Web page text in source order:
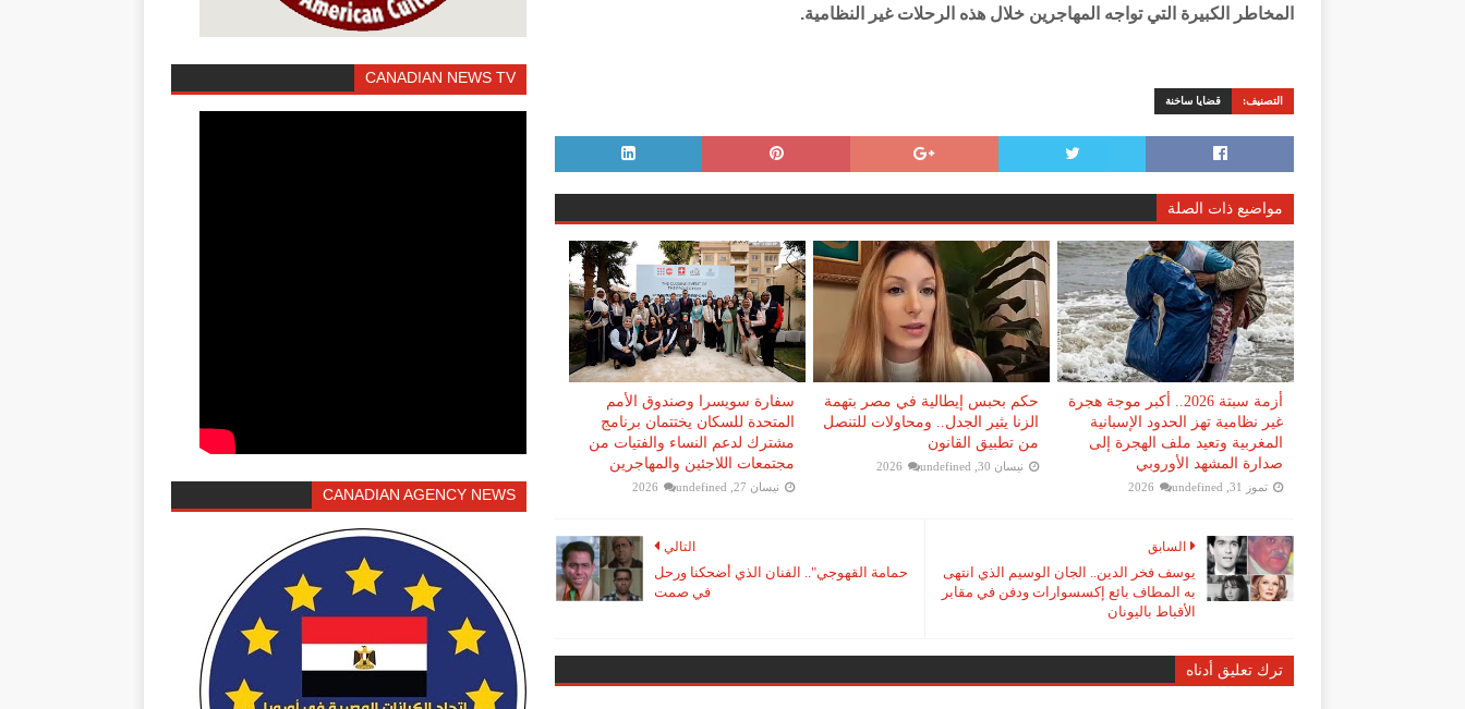
المخاطر الكبيرة التي تواجه المهاجرين خلال هذه الرحلات غير النظامية.
التصنيف: قضايا ساخنة
مواضيع ذات الصلة
أزمة سبتة 2026.. أكبر موجة هجرة
غير نظامية تهز الحدود الإسبانية
المغربية وتعيد ملف الهجرة إلى
صدارة المشهد الأوروبي
تموز 31, 2026 undefined
حكم بحبس إيطالية في مصر بتهمة
الزنا يثير الجدل.. ومحاولات للتنصل
من تطبيق القانون
نيسان 30, 2026 undefined
سفارة سويسرا وصندوق الأمم
المتحدة للسكان يختتمان برنامج
مشترك لدعم النساء والفتيات من
مجتمعات اللاجئين والمهاجرين
نيسان 27, 2026 undefined
التالي
حمامة القهوجي".. الفنان الذي أضحكنا ورحل
في صمت
السابق
يوسف فخر الدين.. الجان الوسيم الذي انتهى
به المطاف بائع إكسسوارات ودفن في مقابر
الأقباط باليونان
ترك تعليق أدناه
CANADIAN NEWS TV
CANADIAN AGENCY NEWS